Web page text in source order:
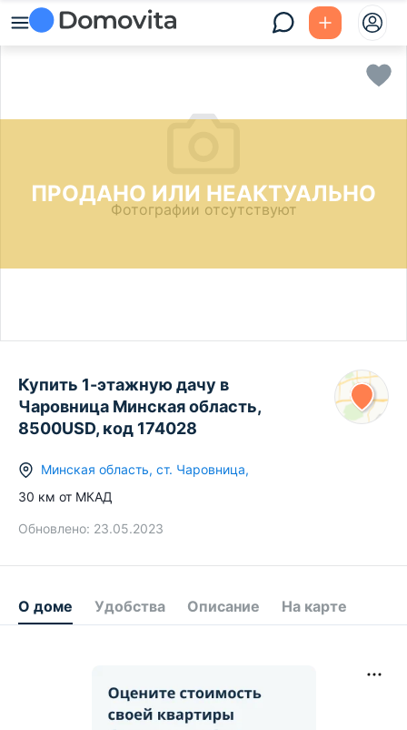
ПРОДАНО ИЛИ НЕАКТУАЛЬНО
Фотографии отсутствуют
Купить 1-этажную дачу в
Чаровница Минская область,
8500USD, код 174028
Минская область, ст. Чаровница,
30 км от МКАД
Обновлено: 23.05.2023
О доме Удобства Описание На карте